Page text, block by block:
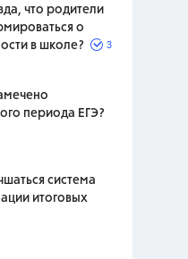
что родители
о
в школе?
3
периода ЕГЭ?
система
итоговых